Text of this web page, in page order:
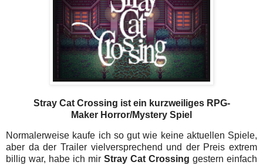
Stray Cat Crossing ist ein kurzweiliges RPG-
Maker Horror/Mystery Spiel
Normalerweise kaufe ich so gut wie keine aktuellen Spiele,
aber da der Trailer vielversprechend und der Preis extrem
billig war, habe ich mir Stray Cat Crossing gestern einfach